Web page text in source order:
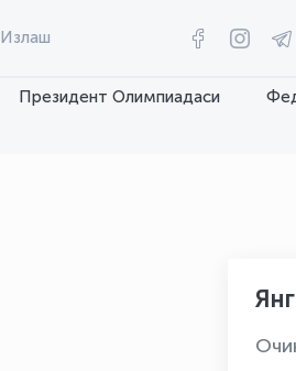
Излаш
Президент Олимпиадаси